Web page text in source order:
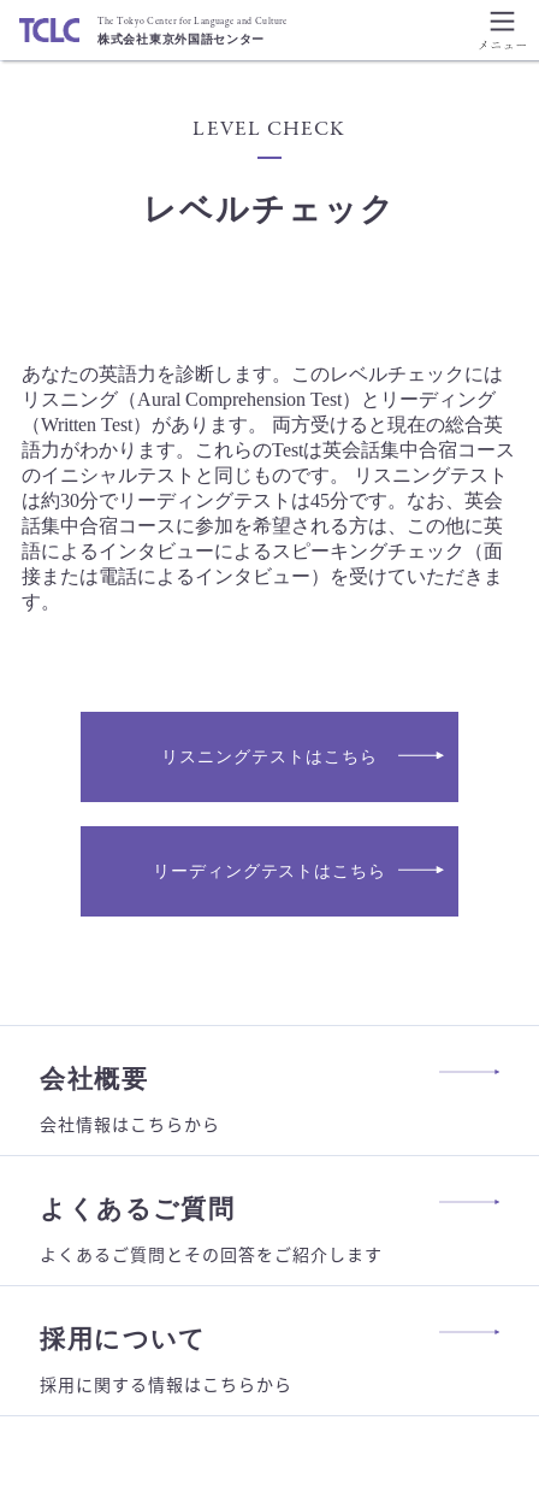
The Tokyo Center for Language and Culture
株式会社東京外国語センター
LEVEL CHECK
レベルチェック
あなたの英語力を診断します。このレベルチェックには
リスニング（Aural Comprehension Test）とリーディング
（Written Test）があります。 両方受けると現在の総合英
語力がわかります。これらのTestは英会話集中合宿コース
のイニシャルテストと同じものです。 リスニングテスト
は約30分でリーディングテストは45分です。なお、英会
話集中合宿コースに参加を希望される方は、この他に英
語によるインタビューによるスピーキングチェック（面
接または電話によるインタビュー）を受けていただきま
す。
リスニングテストはこちら
リーディングテストはこちら
会社概要
会社情報はこちらから
よくあるご質問
よくあるご質問とその回答をご紹介します
採用について
採用に関する情報はこちらから